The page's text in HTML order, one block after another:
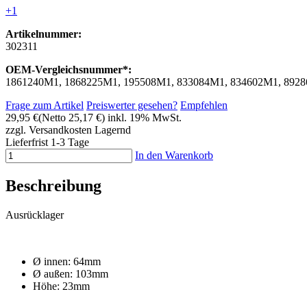
+1
Artikelnummer:
302311
OEM-Vergleichsnummer*:
1861240M1, 1868225M1, 195508M1, 833084M1, 834602M1,
Frage zum Artikel Preiswerter gesehen? Empfehlen
29,95 €(Netto 25,17 €) inkl. 19% MwSt.
zzgl. Versandkosten Lagernd
Lieferfrist 1-3 Tage
In den Warenkorb
Beschreibung
Ausrücklager
Ø innen: 64mm
Ø außen: 103mm
Höhe: 23mm